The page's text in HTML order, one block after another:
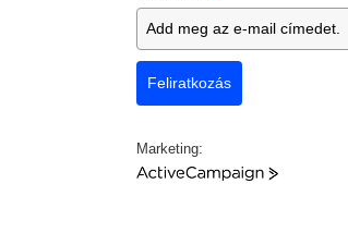
Feliratkozás
Marketing:
A